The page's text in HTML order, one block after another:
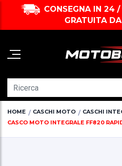
CONSEGNA IN 24
GRATUITA
HOME CASCHI MOTO
CASCHI
CASCO MOTO INTEGRALE FF820